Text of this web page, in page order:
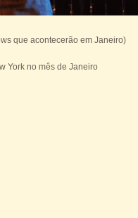
que acontecerão em Janeiro)
York no mês de Janeiro